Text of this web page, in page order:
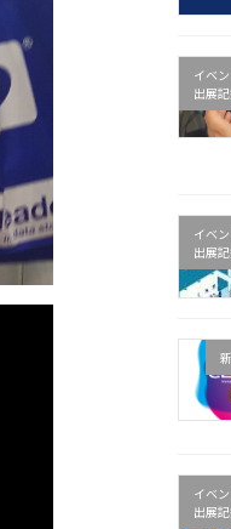
イベ
出展
イベ
出展
イベ
出展